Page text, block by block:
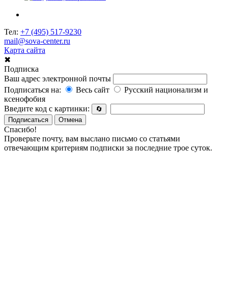
Тел: +7 (495) 517-9230
mail@sova-center.ru
Карта сайта
✖
Подписка
Ваш адрес электронной почты
Подписаться на:
Весь сайт
Русский национализм и
ксенофобия
Введите код с картинки:
🔄
Подписаться
Отмена
Спасибо!
Проверьте почту, вам выслано письмо со статьями
отвечающим критериям подписки за последние трое суток.